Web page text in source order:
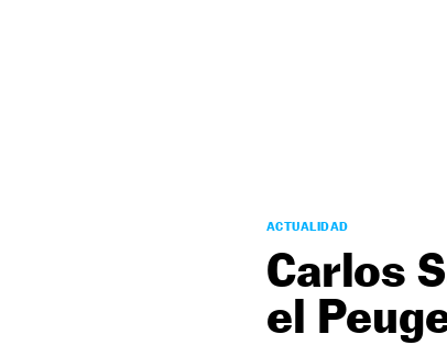
ACTUALIDAD
Carlos
el